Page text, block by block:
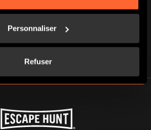
Personnaliser
Refuser
d’une heure pour
pouvez…